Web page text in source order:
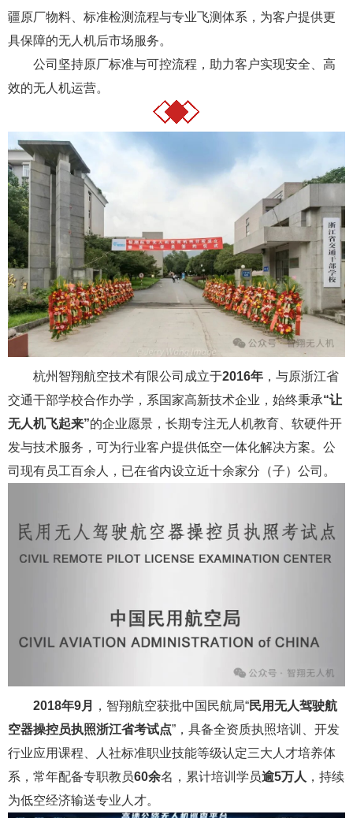
疆原厂物料、标准检测流程与专业飞测体系，为客户提供更
具保障的无人机后市场服务。
公司坚持原厂标准与可控流程，助力客户实现安全、高
效的无人机运营。
杭州智翔航空技术有限公司成立于2016年 ，与原浙江省
交通干部学校合作办学，系国家高新技术企业，始终秉承“让
无人机飞起来”的企业愿景，长期专注无人机教育、软硬件开
发与技术服务，可为行业客户提供低空一体化解决方案。公
司现有员工百余人，已在省内设立近十余家分（子）公司。
2018年9月 ，智翔航空获批中国民航局“民用无人驾驶航
空器操控员执照浙江省考试点”，具备全资质执照培训、开发
行业应用课程、人社标准职业技能等级认定三大人才培养体
系，常年配备专职教员60余名，累计培训学员逾5万人 ，持续
为低空经济输送专业人才。